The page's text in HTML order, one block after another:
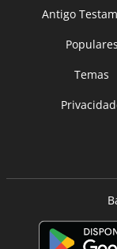
Antigo
Populares
Temas